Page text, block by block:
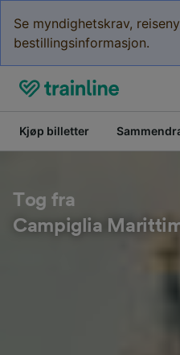
Se myndighetskrav,
bestillingsinformasjon.
Kjøp billetter
Tog fra
Campiglia